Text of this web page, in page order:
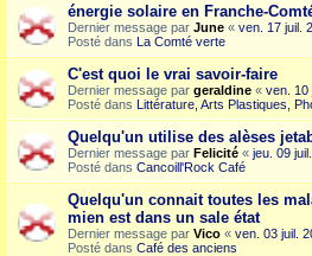
énergie solaire en Franche-
Dernier message par June « ven. 17 juil.
Posté dans La Comté verte
C'est quoi le vrai savoir-faire
Dernier message par geraldine « ven. 10
Posté dans Littérature, Arts Plastiques,
Quelqu'un utilise des alèses
Dernier message par Felicité « jeu. 09
Posté dans Cancoill'Rock Café
Quelqu'un connait toutes les
mien est dans un sale état
Dernier message par Vico « ven. 03 juil.
Posté dans Café des anciens